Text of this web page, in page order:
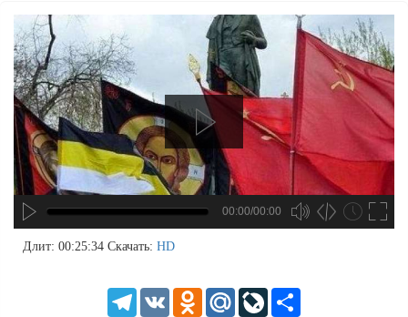
00:00/00:00
Длит: 00:25:34 Скачать: HD
TelegramVK Odnoklassniki
Mail.Ru LiveJournal